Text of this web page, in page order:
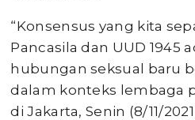
“Konsensus yang kita
Pancasila dan UUD 1945
hubungan seksual baru
dalam konteks lembaga
di Jakarta, Senin (8/11/